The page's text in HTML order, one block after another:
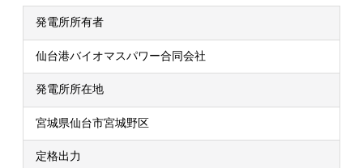
発電所所有者
仙台港バイオマスパワー合同会社
発電所所在地
宮城県仙台市宮城野区
定格出力